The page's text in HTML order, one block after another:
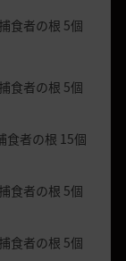
食者の根 5個
食者の根 5個
食者の根 15個
食者の根 5個
食者の根 5個